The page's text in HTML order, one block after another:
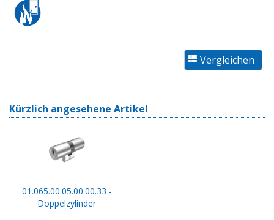
Kürzlich angesehene Artikel
01.065.00.05.00.00.33 -
Doppelzylinder